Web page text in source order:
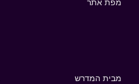
מפת אתר
מבית המדרש